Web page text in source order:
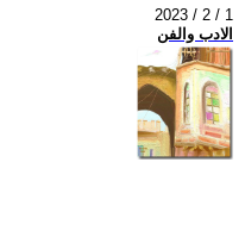
2023 / 2 / 1
الادب والفن